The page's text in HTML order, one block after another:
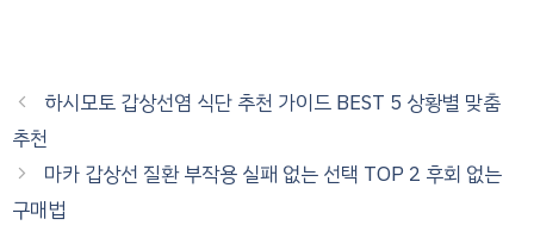
하시모토 갑상선염 식단 추천 가이드 BEST 5 상황별 맞춤
추천
마카 갑상선 질환 부작용 실패 없는 선택 TOP 2 후회 없는
구매법